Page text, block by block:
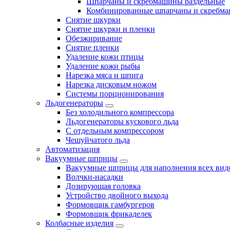
Комбинированные шпарчаны и
Снятие шкурки
Снятие шкурки и пленки
Обезжиривание
Снятие пленки
Удаление кожи птицы
Удаление кожи рыбы
Нарезка мяса и шпига
Нарезка дисковым ножом
Системы порционирования
Льдогенераторы
Без холодильного компрессора
Льдогенераторы кускового льда
С отдельным компрессором
Чешуйчатого льда
Автоматизация
Вакуумные шприцы
Вакуумные шприцы для наполнения всех
Волчки-насадки
Дозирующая головка
Устройство двойного выхода
Формовщик гамбургеров
Формовщик фрикаделек
Колбасные изделия